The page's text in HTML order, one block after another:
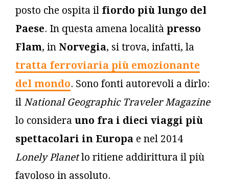
posto che ospita il fiordo più lungo del
Paese. In questa amena località presso
Flam, in Norvegia, si trova, infatti, la
tratta ferroviaria più emozionante
del mondo. Sono fonti autorevoli a dirlo:
il National Geographic Traveler Magazine
lo considera uno fra i dieci viaggi più
spettacolari in Europa e nel 2014
Lonely Planetlo ritiene addirittura il più
favoloso in assoluto.